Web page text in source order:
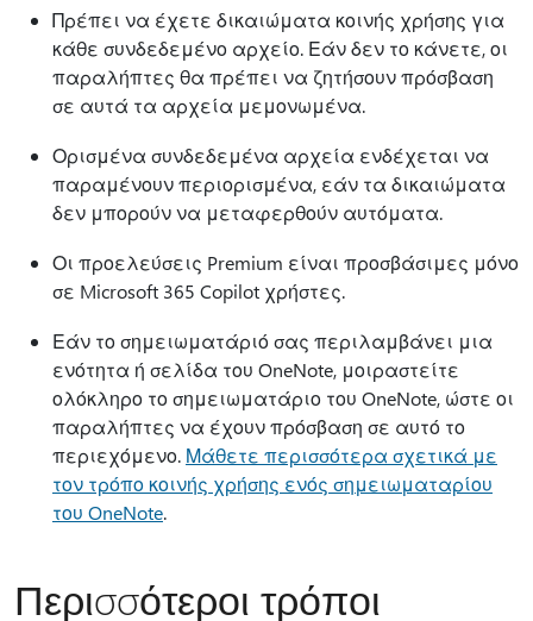
Πρέπει να έχετε δικαιώματα κοινής χρήσης για
κάθε συνδεδεμένο αρχείο. Εάν δεν το κάνετε, οι
παραλήπτες θα πρέπει να ζητήσουν πρόσβαση
σε αυτά τα αρχεία μεμονωμένα.
Ορισμένα συνδεδεμένα αρχεία ενδέχεται να
παραμένουν περιορισμένα, εάν τα δικαιώματα
δεν μπορούν να μεταφερθούν αυτόματα.
Οι προελεύσεις Premium είναι προσβάσιμες μόνο
σε Microsoft 365 Copilot χρήστες.
Εάν το σημειωματάριό σας περιλαμβάνει μια
ενότητα ή σελίδα του OneNote, μοιραστείτε
ολόκληρο το σημειωματάριο του OneNote, ώστε οι
παραλήπτες να έχουν πρόσβαση σε αυτό το
περιεχόμενο. Μάθετε περισσότερα σχετικά με
τον τρόπο κοινής χρήσης ενός σημειωματαρίου
του OneNote.
Περισσότεροι τρόποι